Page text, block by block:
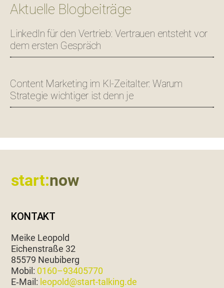
Aktuelle Blogbeiträge
LinkedIn für den Vertrieb: Vertrauen entsteht vor
dem ersten Gespräch
Content Marketing im KI-Zeitalter: Warum
Strategie wichtiger ist denn je
start:now
KONTAKT
Meike Leopold
Eichen­straße 32
85579 Neubiberg
Mobil: 0160–93405770
E‑Mail: leopold@start-talking.de